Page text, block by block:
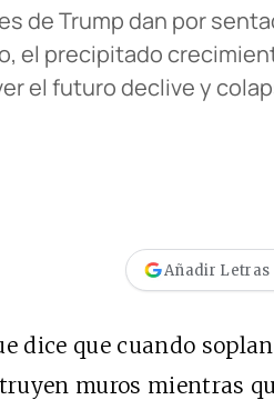
de Trump dan por
el precipitado
el futuro declive y
Añadir Letras
dice que cuando
muros mientras